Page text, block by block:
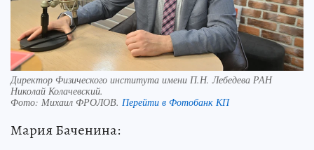
Директор Физического института имени П.Н. Лебедева РАН
Николай Колачевский.
Фото: Михаил ФРОЛОВ. Перейти в Фотобанк КП
Мария Баченина: